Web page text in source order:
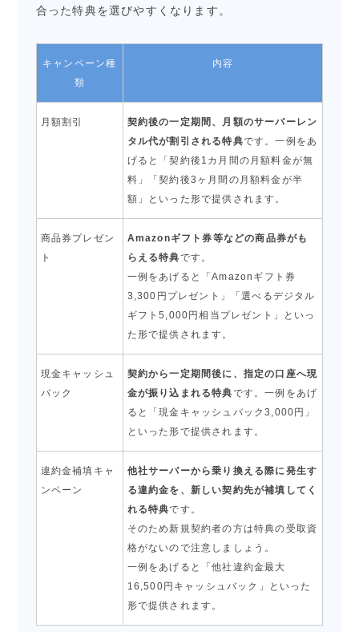
合った特典を選びやすくなります。
キャンペーン種
類
内容
月額割引
契約後の一定期間、月額のサーバーレン
タル代が割引される特典です。一例をあ
げると「契約後1カ月間の月額料金が無
料」「契約後3ヶ月間の月額料金が半
額」といった形で提供されます。
商品券プレゼン
ト
Amazonギフト券等などの商品券がも
らえる特典です。
一例をあげると「Amazonギフト券
3,300円プレゼント」「選べるデジタル
ギフト5,000円相当プレゼント」といっ
た形で提供されます。
現金キャッシュ
バック
契約から一定期間後に、指定の口座へ現
金が振り込まれる特典です。一例をあげ
ると「現金キャッシュバック3,000円」
といった形で提供されます。
違約金補填キャ
ンペーン
他社サーバーから乗り換える際に発生す
る違約金を、新しい契約先が補填してく
れる特典です。
そのため新規契約者の方は特典の受取資
格がないので注意しましょう。
一例をあげると「他社違約金最大
16,500円キャッシュバック」といった
形で提供されます。